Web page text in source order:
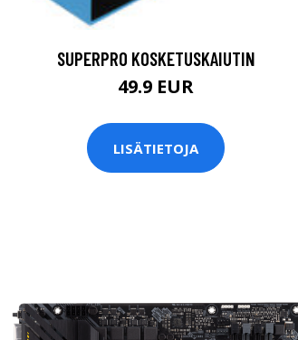
SUPERPRO KOSKETUSKAIUTIN
49.9 EUR
LISÄTIETOJA